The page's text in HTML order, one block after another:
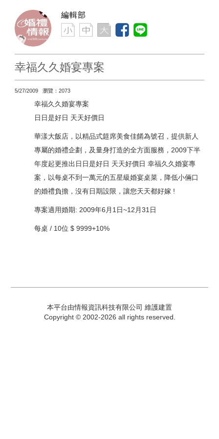
編輯部
幸福久久婚宴專案
5/27/2009 瀏覽：2073
幸福久久婚宴專案
日日是好日 天天好價日
華漾大飯店，以精品式筵席美食佳餚為號召，提供新人
專屬的婚禮企劃，及量身打造的全方面服務，2009下半
年度起更推出日日是好日 天天好價日 幸福久久婚宴專
案，以每桌不到一萬元的五星級婚宴桌菜，降低小倆口
的婚禮負擔，沒有日期設限，讓您天天都好嫁 !
專案適用婚期: 2009年6月1日~12月31日
每桌 / 10位 $ 9999+10%
本平台由情報資訊科技有限公司 維護建置
Copyright © 2002-2026 all rights reserved.